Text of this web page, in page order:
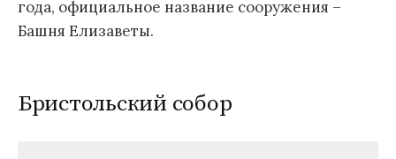
года, официальное название сооружения –
Башня Елизаветы.
Бристольский собор